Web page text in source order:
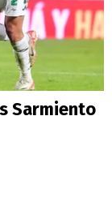
Sarmiento